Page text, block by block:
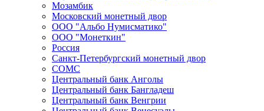
Мозамбик
Московский монетный двор
ООО "Альбо Нумисматико"
ООО "Монеткин"
Россия
Санкт-Петербургский монетный двор
СОМС
Центральный банк Анголы
Центральный банк Бангладеш
Центральный банк Венгрии